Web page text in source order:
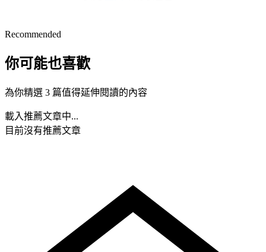
Recommended
你可能也喜歡
為你精選 3 篇值得延伸閱讀的內容
載入推薦文章中...
目前沒有推薦文章